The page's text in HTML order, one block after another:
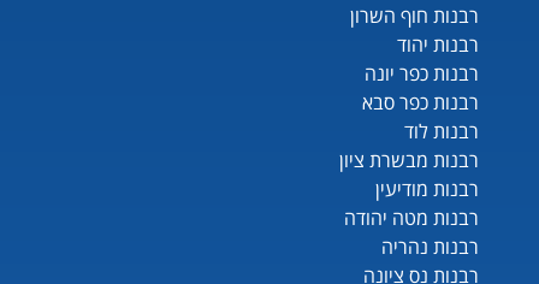
רבנות חוף השרון
רבנות יהוד
רבנות כפר יונה
רבנות כפר סבא
רבנות לוד
רבנות מבשרת ציון
רבנות מודיעין
רבנות מטה יהודה
רבנות נהריה
רבנות נס ציונה